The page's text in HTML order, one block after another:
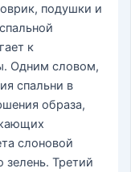
подушки и
к
Одним словом,
спальни в
образа,
слоновой
Третий